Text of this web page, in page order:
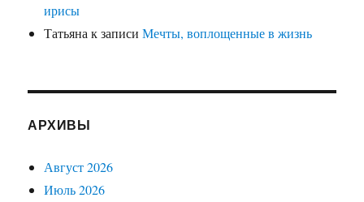
ирисы
Татьяна к записиМечты, воплощенные в жизнь
АРХИВЫ
Август 2026
Июль 2026